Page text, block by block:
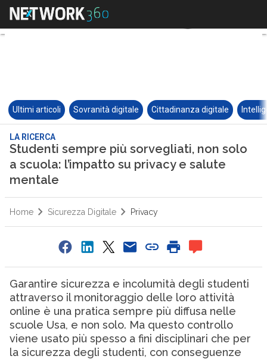
Ultimi articoli Sovranità digitale Cittadinanza digitale
LA RICERCA
Studenti sempre più sorvegliati, non solo
a scuola: l’impatto su privacy e salute
mentale
Home Sicurezza Digitale Privacy
Garantire sicurezza e incolumità degli studenti
attraverso il monitoraggio delle loro attività
online è una pratica sempre più diffusa nelle
scuole Usa, e non solo. Ma questo controllo
viene usato più spesso a fini disciplinari che per
la sicurezza degli studenti, con conseguenze